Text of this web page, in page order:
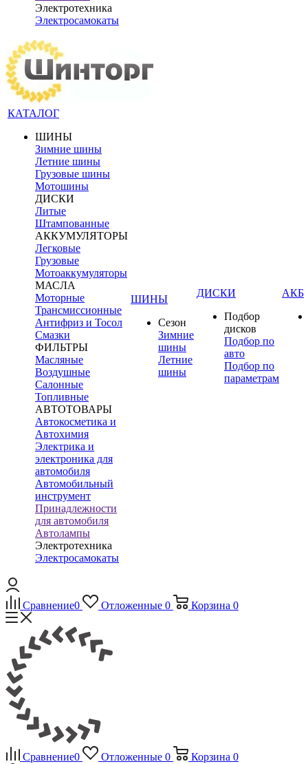
Электротехника
Электросамокаты
КАТАЛОГ
ШИНЫ
Зимние шины
Летние шины
Грузовые шины
Мотошины
ДИСКИ
Литые
Штампованные
АККУМУЛЯТОРЫ
Легковые
Грузовые
Мотоаккумуляторы
МАСЛА
Моторные
Трансмиссионные
Антифриз и Тосол
Смазки
ФИЛЬТРЫ
Масляные
Воздушные
Салонные
Топливные
АВТОТОВАРЫ
Автокосметика и
Автохимия
Электрика и
электроника для
автомобиля
Автомобильный
инструмент
Принадлежности
для автомобиля
Автолампы
Электротехника
Электросамокаты
ШИНЫ
Сезон
Зимние
шины
Летние
шины
ДИСКИ
Подбор
дисков
Подбор по
авто
Подбор по
параметрам
АКБ
Сравнение0 Отложенные 0 Корзина 0
Сравнение0 Отложенные 0 Корзина 0